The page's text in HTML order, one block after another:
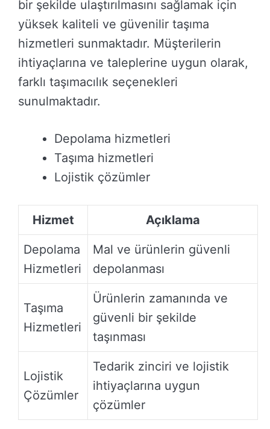
bir şekilde ulaştırılmasını sağlamak için
yüksek kaliteli ve güvenilir taşıma
hizmetleri sunmaktadır. Müşterilerin
ihtiyaçlarına ve taleplerine uygun olarak,
farklı taşımacılık seçenekleri
sunulmaktadır.
Depolama hizmetleri
Taşıma hizmetleri
Lojistik çözümler
Hizmet Açıklama
Depolama
Hizmetleri
Mal ve ürünlerin güvenli
depolanması
Taşıma
Hizmetleri
Ürünlerin zamanında ve
güvenli bir şekilde
taşınması
Lojistik
Çözümler
Tedarik zinciri ve lojistik
ihtiyaçlarına uygun
çözümler